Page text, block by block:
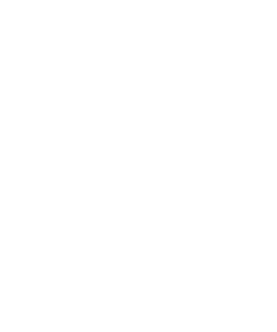
la
, l’insegnante